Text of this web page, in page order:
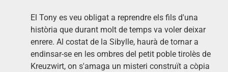
El Tony es veu obligat a reprendre els fils d'una
història que durant molt de temps va voler deixar
enrere. Al costat de la Sibylle, haurà de tornar a
endinsar-se en les ombres del petit poble tirolès de
Kreuzwirt, on s'amaga un misteri construït a còpia